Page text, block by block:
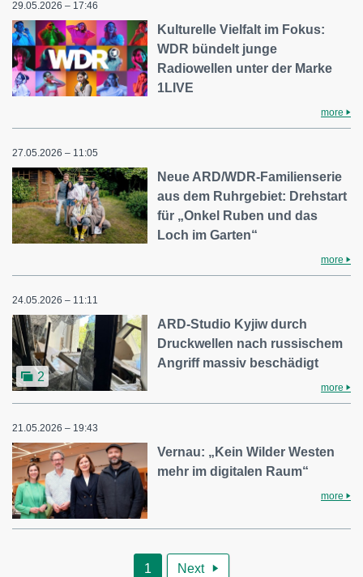
29.05.2026 – 17:46
Kulturelle Vielfalt im Fokus:
WDR bündelt junge
Radiowellen unter der Marke
1LIVE
more
27.05.2026 – 11:05
Neue ARD/WDR-Familienserie
aus dem Ruhrgebiet: Drehstart
für „Onkel Ruben und das
Loch im Garten“
more
24.05.2026 – 11:11
2
ARD-Studio Kyjiw durch
Druckwellen nach russischem
Angriff massiv beschädigt
more
21.05.2026 – 19:43
Vernau: „Kein Wilder Westen
mehr im digitalen Raum“
more
1 Next 